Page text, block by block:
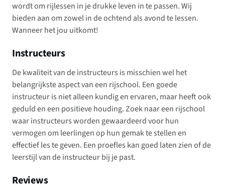
wordt om rijlessen in je drukke leven in te passen. Wij
bieden aan om zowel in de ochtend als avond te lessen.
Wanneer het jou uitkomt!
Instructeurs
De kwaliteit van de instructeurs is misschien wel het
belangrijkste aspect van een rijschool. Een goede
instructeur is niet alleen kundig en ervaren, maar heeft ook
geduld en een positieve houding. Zoek naar een rijschool
waar instructeurs worden gewaardeerd voor hun
vermogen om leerlingen op hun gemak te stellen en
effectief les te geven. Een proefles kan goed laten zien of de
leerstijl van de instructeur bij je past.
Reviews